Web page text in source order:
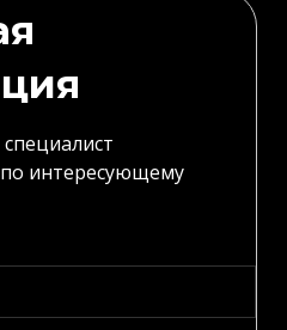
по интересующему